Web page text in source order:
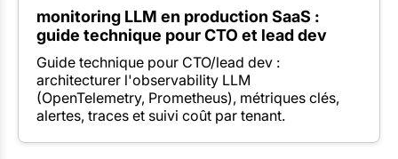
monitoring LLM en production SaaS :
guide technique pour CTO et lead dev
Guide technique pour CTO/lead dev :
architecturer l'observability LLM
(OpenTelemetry, Prometheus), métriques clés,
alertes, traces et suivi coût par tenant.